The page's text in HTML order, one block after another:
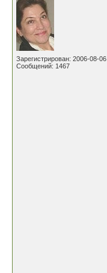
Зарегистрирован: 2006-08-06
Сообщений: 1467